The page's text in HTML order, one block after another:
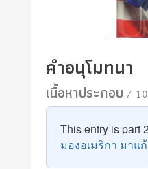
คำอนุโมทนา
เนื้อหาประกอบ/
This entry is part
มองอเมริกา มาแ